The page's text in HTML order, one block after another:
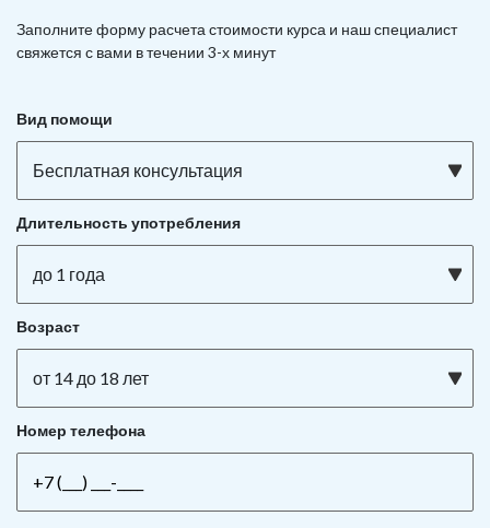
Заполните форму расчета стоимости курса и наш специалист
свяжется с вами в течении 3-х минут
Вид помощи
Бесплатная консультация
Длительность употребления
до 1 года
Возраст
от 14 до 18 лет
Номер телефона